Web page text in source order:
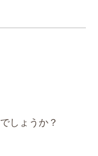
しょうか？